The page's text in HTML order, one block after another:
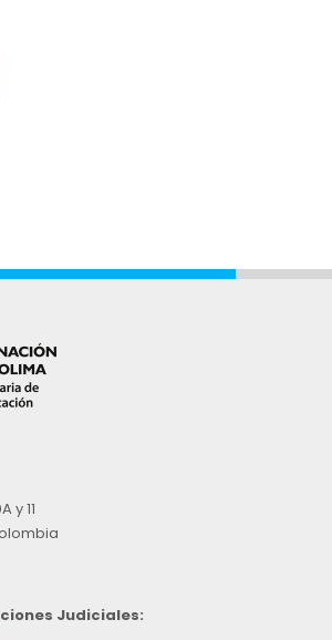
y 11
Judiciales: